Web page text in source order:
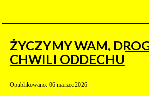
ŻYCZYMY WAM,
CHWILI ODDECHU
Opublikowano: 06 marzec 2026